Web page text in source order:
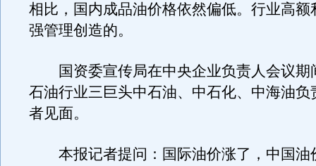
相比，国内成品油价格依然偏低。行业高额
强管理创造的。
国资委宣传局在中央企业负责人会议期
石油行业三巨头中石油、中石化、中海油负
者见面。
本报记者提问：国际油价涨了，中国油